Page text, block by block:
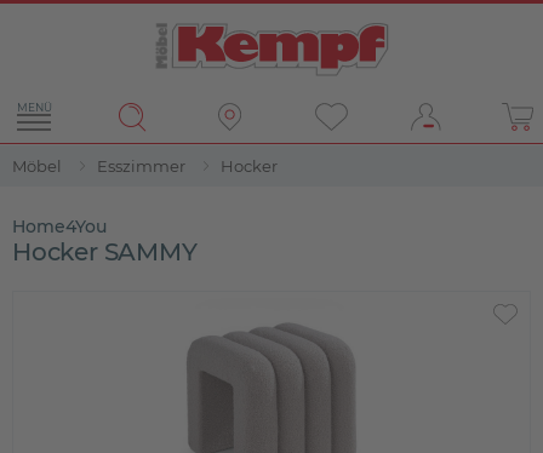
MENÜ
Möbel Esszimmer Hocker
Home4You
Hocker SAMMY